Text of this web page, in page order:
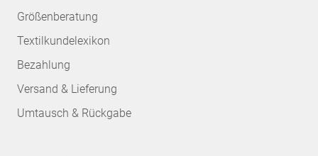
Größenberatung
Textilkundelexikon
Bezahlung
Versand & Lieferung
Umtausch & Rückgabe